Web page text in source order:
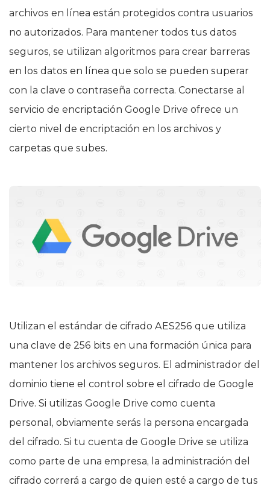
archivos en línea están protegidos contra usuarios
no autorizados. Para mantener todos tus datos
seguros, se utilizan algoritmos para crear barreras
en los datos en línea que solo se pueden superar
con la clave o contraseña correcta. Conectarse al
servicio de encriptación Google Drive ofrece un
cierto nivel de encriptación en los archivos y
carpetas que subes.
Utilizan el estándar de cifrado AES256 que utiliza
una clave de 256 bits en una formación única para
mantener los archivos seguros. El administrador del
dominio tiene el control sobre el cifrado de Google
Drive. Si utilizas Google Drive como cuenta
personal, obviamente serás la persona encargada
del cifrado. Si tu cuenta de Google Drive se utiliza
como parte de una empresa, la administración del
cifrado correrá a cargo de quien esté a cargo de tus